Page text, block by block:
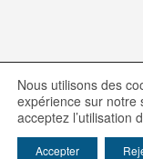
Nous utilisons des
expérience sur notre
acceptez l’utilisation
Accepter